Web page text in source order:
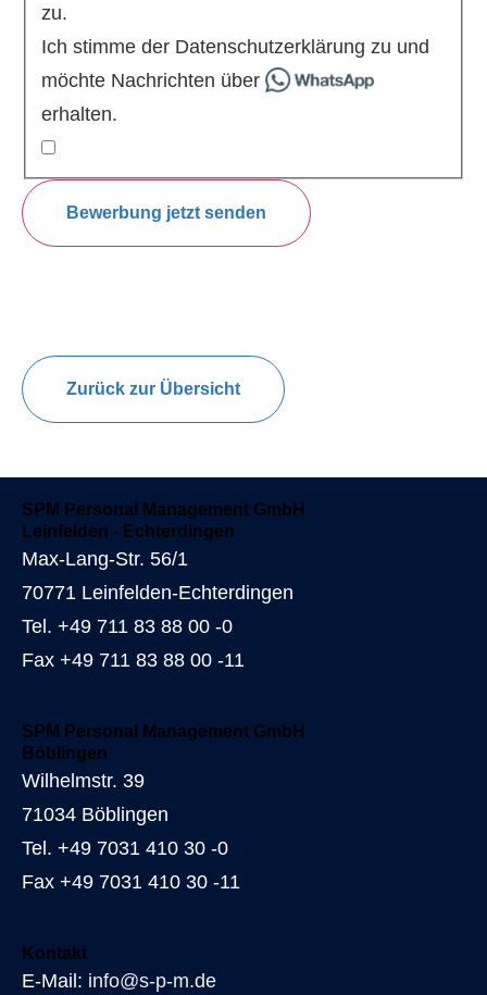
zu.
Ich stimme der Datenschutzerklärung zu und
möchte Nachrichten über
erhalten.
Bewerbung jetzt senden
Zurück zur Übersicht
SPM Personal Management GmbH
Leinfelden - Echterdingen
Max-Lang-Str. 56/1
70771 Leinfelden-Echterdingen
Tel. +49 711 83 88 00 -0
Fax +49 711 83 88 00 -11
SPM Personal Management GmbH
Böblingen
Wilhelmstr. 39
71034 Böblingen
Tel. +49 7031 410 30 -0
Fax +49 7031 410 30 -11
Kontakt
E-Mail: info@s-p-m.de